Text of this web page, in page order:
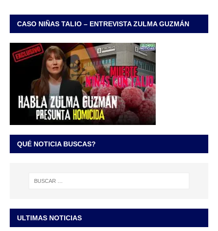
CASO NIÑAS TALIO – ENTREVISTA ZULMA GUZMÁN
QUÉ NOTICIA BUSCAS?
ULTIMAS NOTICIAS